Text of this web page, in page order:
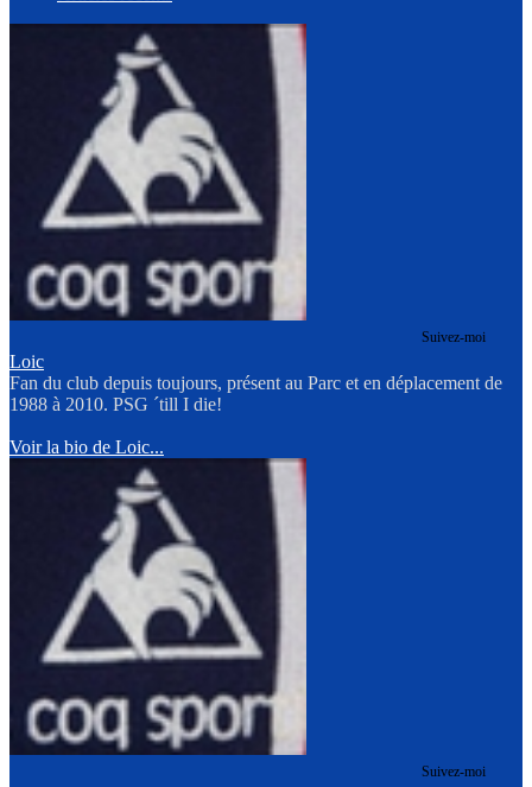
Suivez-moi
Loic
Fan du club depuis toujours, présent au Parc et en déplacement de
1988 à 2010. PSG ´till I die!
Voir la bio de Loic...
Suivez-moi